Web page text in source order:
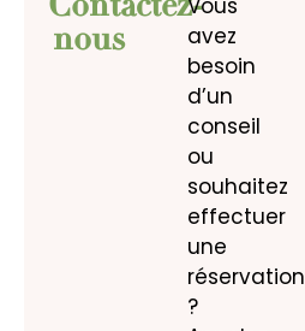
Contactez-
nous
Vous
avez
besoin
d’un
conseil
ou
souhaitez
effectuer
une
réservation
?